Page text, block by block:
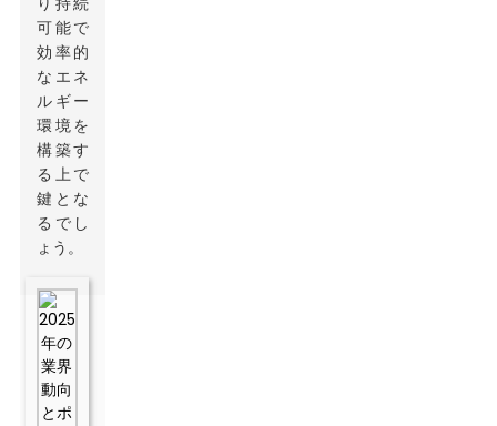
可能で
効率的
なエネ
ルギー
環境を
構築す
る上で
鍵とな
るでし
ょう。